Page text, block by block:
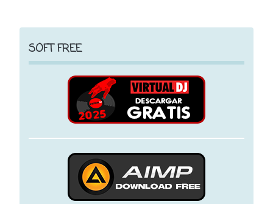
SOFT FREE